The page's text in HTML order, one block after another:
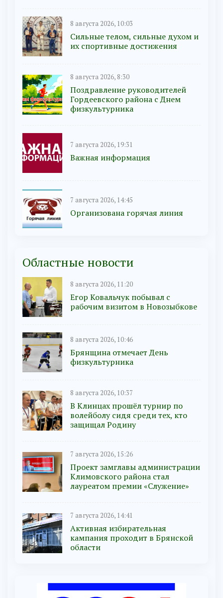
8 августа 2026, 10:03
Сильные телом, сильные духом и
их спортивные достижения
8 августа 2026, 8:30
Поздравление руководителей
Гордеевского района с Днем
физкультурника
7 августа 2026, 19:31
Важная информация
7 августа 2026, 14:45
Организована горячая линия
Областные новости
8 августа 2026, 11:20
Егор Ковальчук побывал с
рабочим визитом в Новозыбкове
8 августа 2026, 10:46
Брянщина отмечает День
физкультурника
8 августа 2026, 10:37
В Клинцах прошёл турнир по
волейболу сидя среди тех, кто
защищал Родину
7 августа 2026, 15:26
Проект замглавы администрации
Климовского района стал
лауреатом премии «Служение»
7 августа 2026, 14:41
Активная избирательная
кампания проходит в Брянской
области